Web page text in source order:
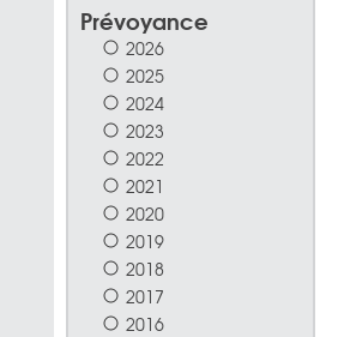
Prévoyance
2026
2025
2024
2023
2022
2021
2020
2019
2018
2017
2016